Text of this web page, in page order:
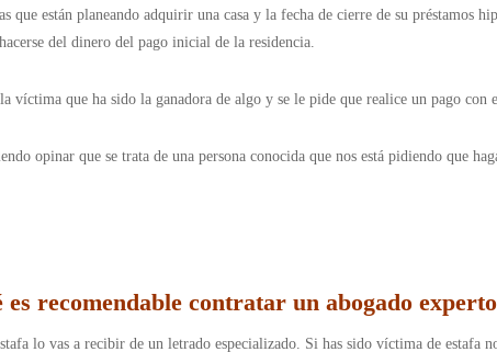
que están planeando adquirir una casa y la fecha de cierre de su préstamos
del dinero del pago inicial de la residencia.
víctima que ha sido la ganadora de algo y se le pide que realice un pago
opinar que se trata de una persona conocida que nos está pidiendo que
es recomendable contratar un abogado
lo vas a recibir de un letrado especializado. Si has sido víctima de estafa